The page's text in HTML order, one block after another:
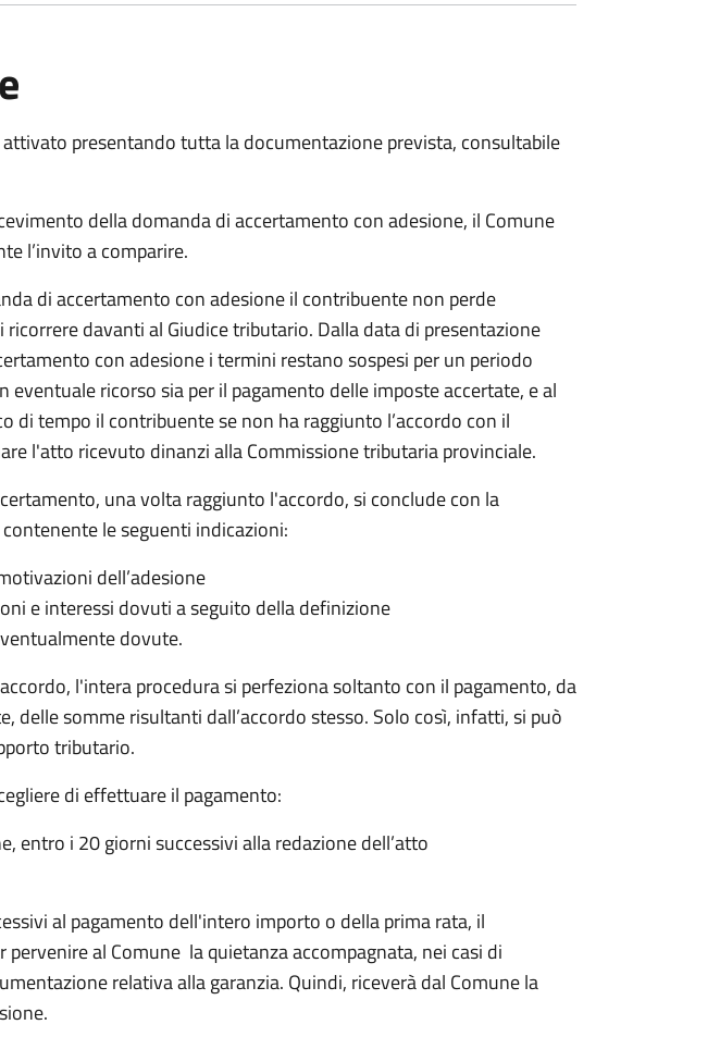
attivato presentando tutta la documentazione prevista, consultabile
della domanda di accertamento con adesione, il Comune
l’invito a comparire.
di accertamento con adesione il contribuente non perde
davanti al Giudice tributario. Dalla data di presentazione
con adesione i termini restano sospesi per un periodo
eventuale ricorso sia per il pagamento delle imposte accertate, e al
di tempo il contribuente se non ha raggiunto l’accordo con il
l'atto ricevuto dinanzi alla Commissione tributaria provinciale.
una volta raggiunto l'accordo, si conclude con la
le seguenti indicazioni:
dell’adesione
e interessi dovuti a seguito della definizione
dovute.
l'intera procedura si perfeziona soltanto con il pagamento, da
delle somme risultanti dall’accordo stesso. Solo così, infatti, si può
tributario.
di effettuare il pagamento:
entro i 20 giorni successivi alla redazione dell’atto
al pagamento dell'intero importo o della prima rata, il
al Comune la quietanza accompagnata, nei casi di
relativa alla garanzia. Quindi, riceverà dal Comune la